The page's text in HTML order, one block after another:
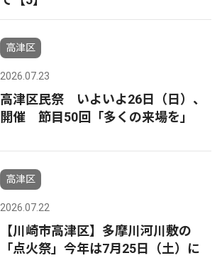
高津区
2026.07.23
高津区民祭 いよいよ26日（日）、
開催 節目50回「多くの来場を」
高津区
2026.07.22
【川崎市高津区】多摩川河川敷の
「点火祭」今年は7月25日（土）に